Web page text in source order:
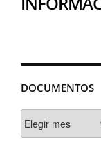
DOCUMENTOS